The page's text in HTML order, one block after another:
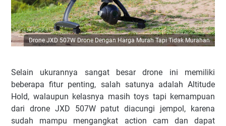
Drone JXD 507W Drone Dengan Harga Murah Tapi Tidak Murahan
Selain ukurannya sangat besar drone ini memiliki
beberapa fitur penting, salah satunya adalah Altitude
Hold, walaupun kelasnya masih toys tapi kemampuan
dari drone JXD 507W patut diacungi jempol, karena
sudah mampu mengangkat action cam dan dapat